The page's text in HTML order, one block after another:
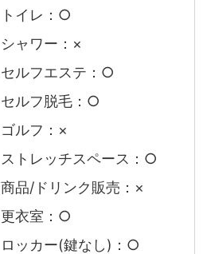
トイレ：○
シャワー：×
セルフエステ：○
セルフ脱毛：○
ゴルフ：×
ストレッチスペース：○
商品/ドリンク販売：×
更衣室：○
ロッカー(鍵なし)：○